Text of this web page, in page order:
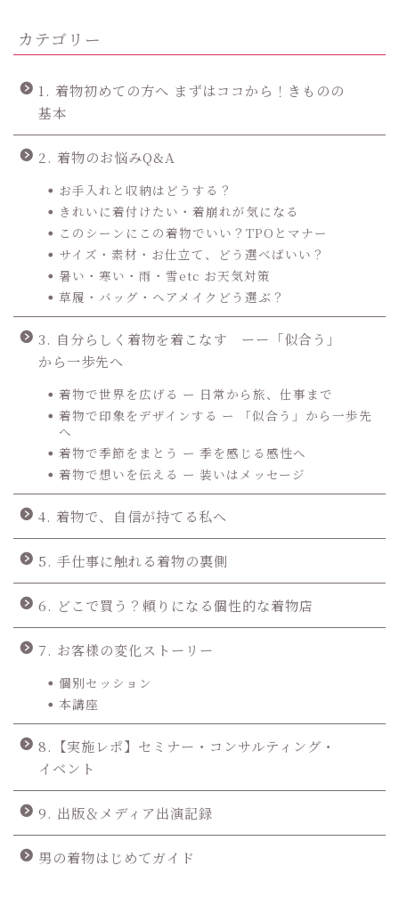
カテゴリー
1. 着物初めての方へ まずはココから！きものの
基本
2. 着物のお悩みQ&A
お手入れと収納はどうする？
きれいに着付けたい・着崩れが気になる
このシーンにこの着物でいい？TPOとマナー
サイズ・素材・お仕立て、どう選べばいい？
暑い・寒い・雨・雪etc お天気対策
草履・バッグ・ヘアメイクどう選ぶ？
3. 自分らしく着物を着こなす ーー「似合う」
から一歩先へ
着物で世界を広げる ー 日常から旅、仕事まで
着物で印象をデザインする ー 「似合う」から一歩先
へ
着物で季節をまとう ー 季を感じる感性へ
着物で想いを伝える ー 装いはメッセージ
4. 着物で、自信が持てる私へ
5. 手仕事に触れる着物の裏側
6. どこで買う？頼りになる個性的な着物店
7. お客様の変化ストーリー
個別セッション
本講座
8.【実施レポ】セミナー・コンサルティング・
イベント
9. 出版＆メディア出演記録
男の着物はじめてガイド